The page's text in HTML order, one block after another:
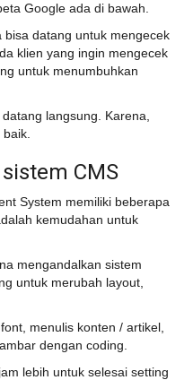
Google ada di bawah.
bisa datang untuk mengecek
klien yang ingin mengecek
untuk menumbuhkan
langsung. Karena,
CMS
System memiliki beberapa
kemudahan untuk
mengandalkan sistem
untuk merubah layout,
menulis konten / artikel,
dengan coding.
lebih untuk selesai setting